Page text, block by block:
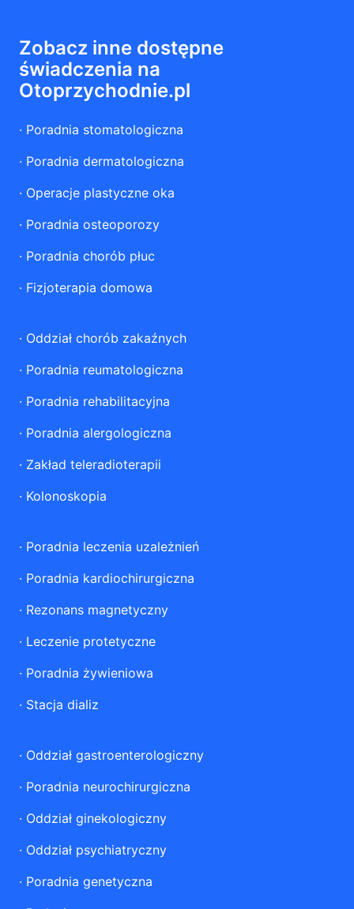
Zobacz inne dostępne
świadczenia na
Otoprzychodnie.pl
· Poradnia stomatologiczna
· Poradnia dermatologiczna
· Operacje plastyczne oka
· Poradnia osteoporozy
· Poradnia chorób płuc
· Fizjoterapia domowa
· Oddział chorób zakaźnych
· Poradnia reumatologiczna
· Poradnia rehabilitacyjna
· Poradnia alergologiczna
· Zakład teleradioterapii
· Kolonoskopia
· Poradnia leczenia uzależnień
· Poradnia kardiochirurgiczna
· Rezonans magnetyczny
· Leczenie protetyczne
· Poradnia żywieniowa
· Stacja dializ
· Oddział gastroenterologiczny
· Poradnia neurochirurgiczna
· Oddział ginekologiczny
· Oddział psychiatryczny
· Poradnia genetyczna